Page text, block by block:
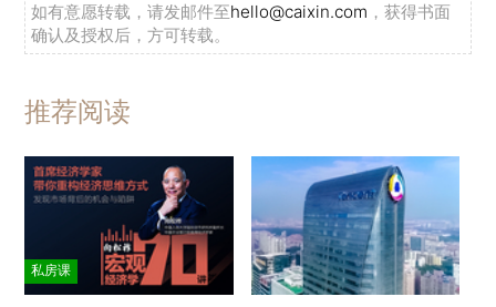
如有意愿转载，请发邮件至hello@caixin.com ，获得书面
确认及授权后，方可转载。
推荐阅读
私房课